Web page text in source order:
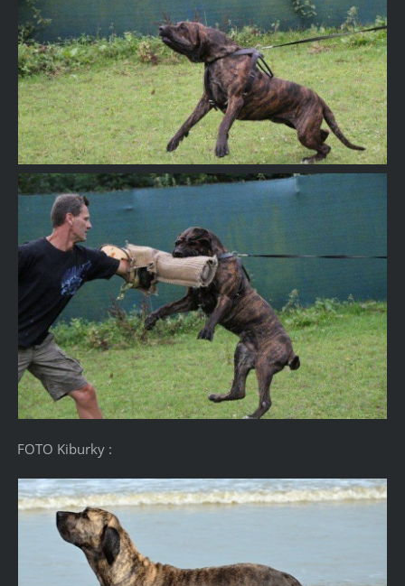
FOTO Kiburky :